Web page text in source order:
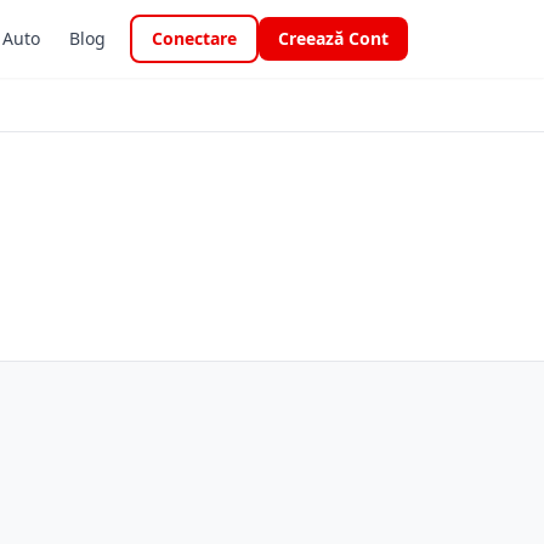
Blog Conectare Creează Cont